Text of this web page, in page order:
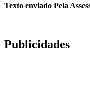
Texto enviado Pela
Publicidades